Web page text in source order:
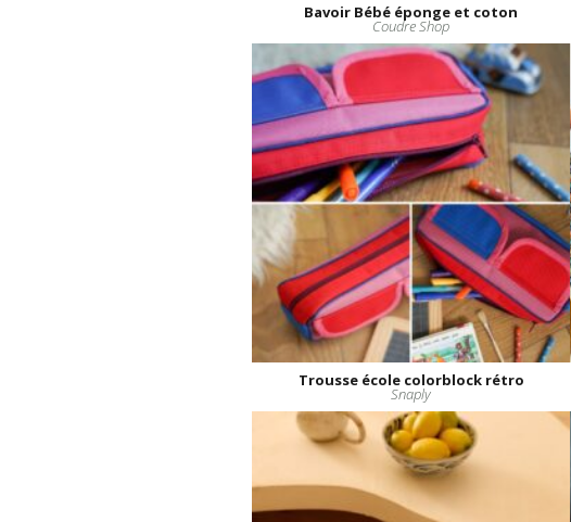
Bavoir Bébé éponge et coton
Coudre Shop
Trousse école colorblock rétro
Snaply